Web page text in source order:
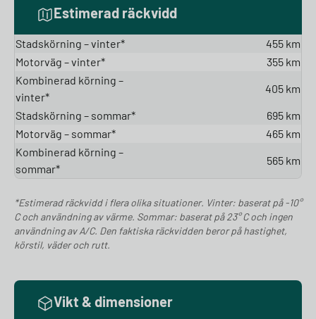
Estimerad räckvidd
Stadskörning – vinter*
455 km
Motorväg – vinter*
355 km
Kombinerad körning –
vinter*
405 km
Stadskörning – sommar*
695 km
Motorväg – sommar*
465 km
Kombinerad körning –
sommar*
565 km
*Estimerad räckvidd i flera olika situationer. Vinter: baserat på -10°
C och användning av värme. Sommar: baserat på 23° C och ingen
användning av A/C. Den faktiska räckvidden beror på hastighet,
körstil, väder och rutt.
Vikt & dimensioner